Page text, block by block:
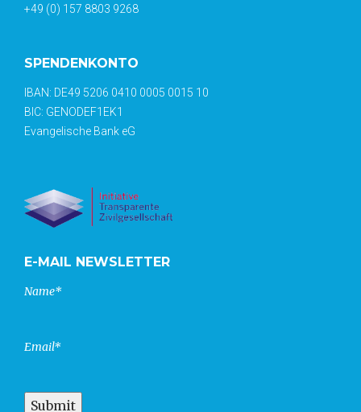
+49 (0) 157 8803 9268
SPENDENKONTO
IBAN: DE49 5206 0410 0005 0015 10
BIC: GENODEF1EK1
Evangelische Bank eG
E-MAIL NEWSLETTER
Name*
Email*